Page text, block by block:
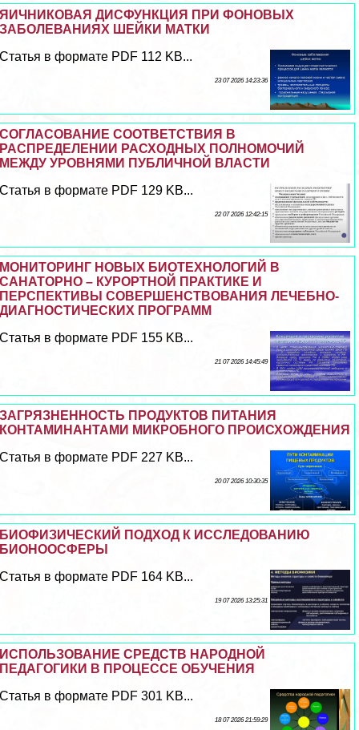
ЯИЧНИКОВАЯ ДИСФУНКЦИЯ ПРИ ФОНОВЫХ
ЗАБОЛЕВАНИЯХ ШЕЙКИ МАТКИ
Статья в формате PDF 112 KB...
23 07 2026 14:23:36
СОГЛАСОВАНИЕ СООТВЕТСТВИЯ В
РАСПРЕДЕЛЕНИИ РАСХОДНЫХ ПОЛНОМОЧИЙ
МЕЖДУ УРОВНЯМИ ПУБЛИЧНОЙ ВЛАСТИ
Статья в формате PDF 129 KB...
22 07 2026 12:42:15
МОНИТОРИНГ НОВЫХ БИОТЕХНОЛОГИЙ В
САНАТОРНО – КУРОРТНОЙ ПРАКТИКЕ И
ПЕРСПЕКТИВЫ СОВЕРШЕНСТВОВАНИЯ ЛЕЧЕБНО-
ДИАГНОСТИЧЕСКИХ ПРОГРАММ
Статья в формате PDF 155 KB...
21 07 2026 14:45:49
ЗАГРЯЗНЕННОСТЬ ПРОДУКТОВ ПИТАНИЯ
КОНТАМИНАНТАМИ МИКРОБНОГО ПРОИСХОЖДЕНИЯ
Статья в формате PDF 227 KB...
20 07 2026 10:30:35
БИОФИЗИЧЕСКИЙ ПОДХОД К ИССЛЕДОВАНИЮ
БИОНООСФЕРЫ
Статья в формате PDF 164 KB...
19 07 2026 13:25:31
ИСПОЛЬЗОВАНИЕ СРЕДСТВ НАРОДНОЙ
ПЕДАГОГИКИ В ПРОЦЕССЕ ОБУЧЕНИЯ
Статья в формате PDF 301 KB...
18 07 2026 21:59:29